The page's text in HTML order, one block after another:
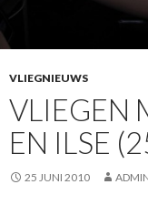
VLIEGNIEUWS
VLIEGEN
EN ILSE
25 JUNI 2010